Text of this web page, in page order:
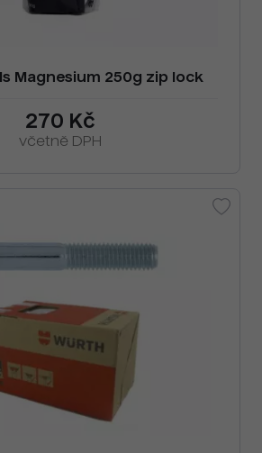
Magnesium 250g zip lock
270 Kč
včetně DPH